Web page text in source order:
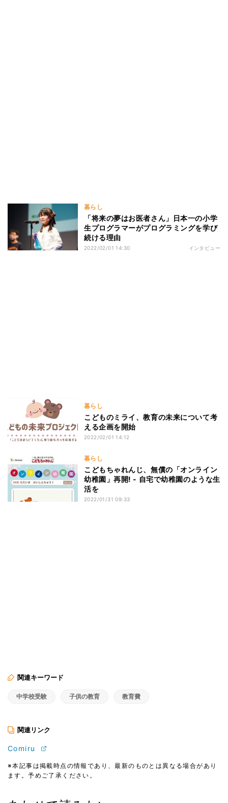
暮らし
「将来の夢はお医者さん」日本一の小学
生プログラマーがプログラミングを学び
続ける理由
2022/02/01 14:30 インタビュー
暮らし
こどものミライ、教育の未来について考
える企画を開始
2022/02/01 14:12
暮らし
こどもちゃれんじ、無償の「オンライン
幼稚園」再開! - 自宅で幼稚園のような生
活を
2022/01/31 09:33
関連キーワード
中学校受験 子供の教育 教育費
関連リンク
Comiru
※本記事は掲載時点の情報であり、最新のものとは異なる場合があり
ます。予めご了承ください。